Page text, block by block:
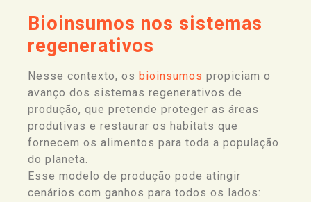
Bioinsumos nos sistemas
regenerativos
Nesse contexto, os bioinsumos propiciam o
avanço dos sistemas regenerativos de
produção, que pretende proteger as áreas
produtivas e restaurar os habitats que
fornecem os alimentos para toda a população
do planeta.
Esse modelo de produção pode atingir
cenários com ganhos para todos os lados: